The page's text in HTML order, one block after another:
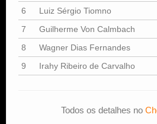
6
Luiz Sérgio Tiomno
7
Guilherme Von Calmbach
8
Wagner Dias Fernandes
9
Irahy Ribeiro de Carvalho
Todos os detalhes no